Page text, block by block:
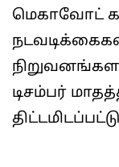
மெகாவோட்
டிசம்பர்